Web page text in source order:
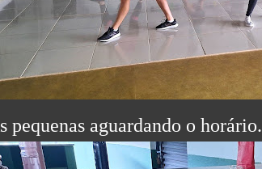
pequenas aguardando o horário.